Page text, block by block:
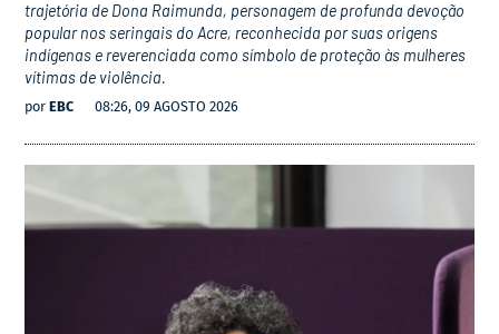
trajetória de Dona Raimunda, personagem de profunda devoção
popular nos seringais do Acre, reconhecida por suas origens
indígenas e reverenciada como símbolo de proteção às mulheres
vítimas de violência.
por EBC 08:26, 09 AGOSTO 2026